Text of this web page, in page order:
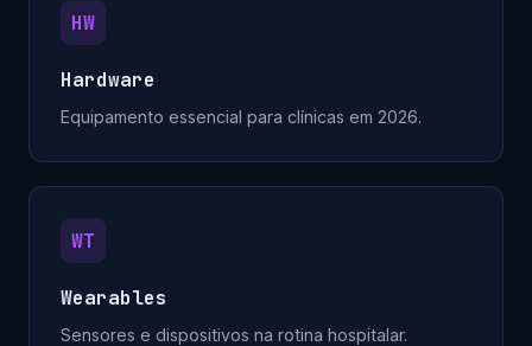
HW
Hardware
Equipamento essencial para clínicas em 2026.
WT
Wearables
Sensores e dispositivos na rotina hospitalar.